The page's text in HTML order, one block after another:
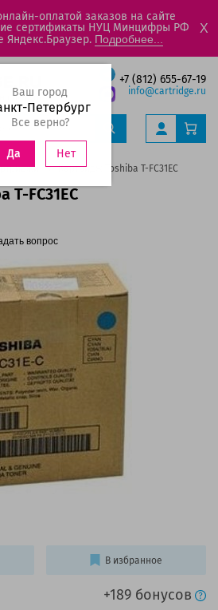
оплатой заказов на сайте
сертификаты НУЦ Минцифры РФ
Яндекс.Браузер. Подробнее...
X
+7 (812) 655-67-19
info@cartridge.ru
Ваш город
Петербург
Все верно?
Да Нет
Картридж Toshiba T-FC31EC
T-FC31EC
вопрос
+189 бонусов
В избранное